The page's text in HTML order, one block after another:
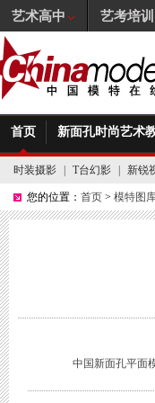
首页 新面孔时尚艺术
时装摄影 T台幻影 新锐
您的位置： 首页 > 模特图
中国新面孔平面
艺术高中 艺考培训